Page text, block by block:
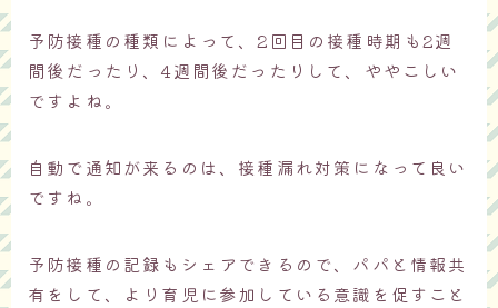
予防接種の種類によって、2回目の接種時期も2週
間後だったり、4週間後だったりして、ややこしい
ですよね。
自動で通知が来るのは、接種漏れ対策になって良い
ですね。
予防接種の記録もシェアできるので、パパと情報共
有をして、より育児に参加している意識を促すこと